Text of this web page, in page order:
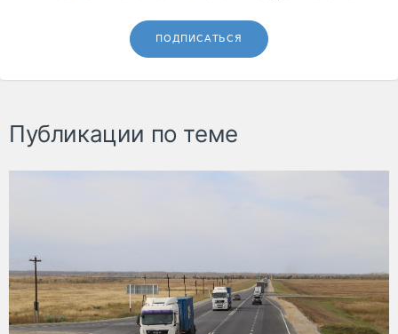
ПОДПИСАТЬСЯ
Публикации по теме